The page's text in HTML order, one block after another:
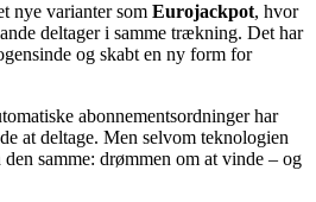
nye varianter som Eurojackpot, hvor
deltager i samme trækning. Det har
og skabt en ny form for
abonnementsordninger har
at deltage. Men selvom teknologien
samme: drømmen om at vinde – og